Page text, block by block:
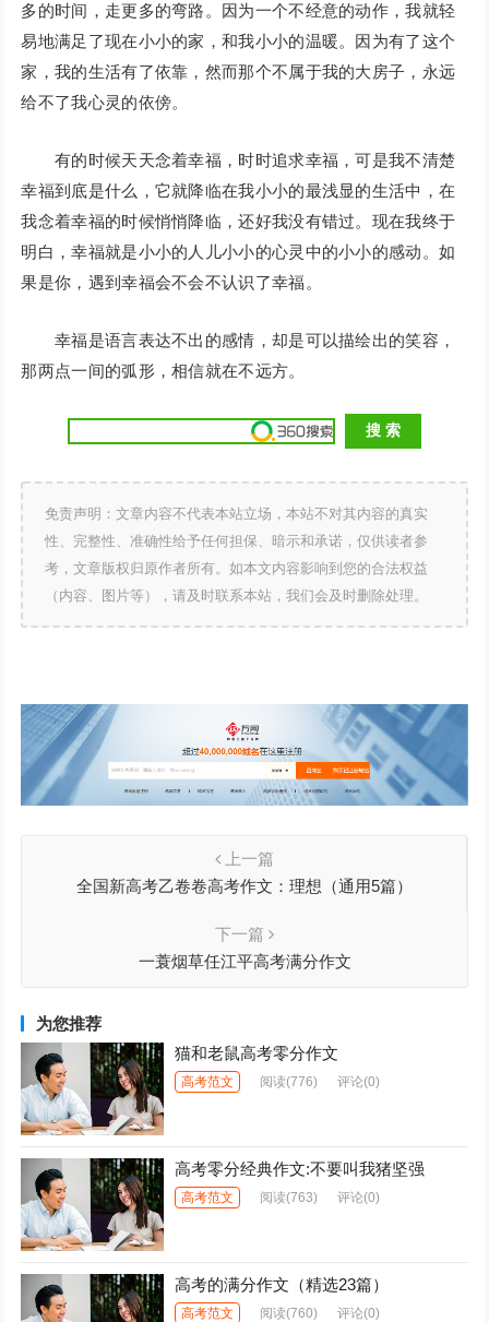
多的时间，走更多的弯路。因为一个不经意的动作，我就轻
易地满足了现在小小的家，和我小小的温暖。因为有了这个
家，我的生活有了依靠，然而那个不属于我的大房子，永远
给不了我心灵的依傍。
有的时候天天念着幸福，时时追求幸福，可是我不清楚
幸福到底是什么，它就降临在我小小的最浅显的生活中，在
我念着幸福的时候悄悄降临，还好我没有错过。现在我终于
明白，幸福就是小小的人儿小小的心灵中的小小的感动。如
果是你，遇到幸福会不会不认识了幸福。
幸福是语言表达不出的感情，却是可以描绘出的笑容，
那两点一间的弧形，相信就在不远方。
免责声明：文章内容不代表本站立场，本站不对其内容的真实
性、完整性、准确性给予任何担保、暗示和承诺，仅供读者参
考，文章版权归原作者所有。如本文内容影响到您的合法权益
（内容、图片等），请及时联系本站，我们会及时删除处理。
上一篇
全国新高考乙卷卷高考作文：理想（通用5篇）
下一篇
一蓑烟草任江平高考满分作文
为您推荐
猫和老鼠高考零分作文
高考范文 阅读(776) 评论(0)
高考零分经典作文:不要叫我猪坚强
高考范文 阅读(763) 评论(0)
高考的满分作文（精选23篇）
高考范文 阅读(760) 评论(0)